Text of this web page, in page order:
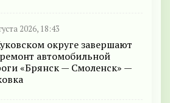
2026, 18:43
округе завершают
автомобильной
«Брянск — Смоленск» —